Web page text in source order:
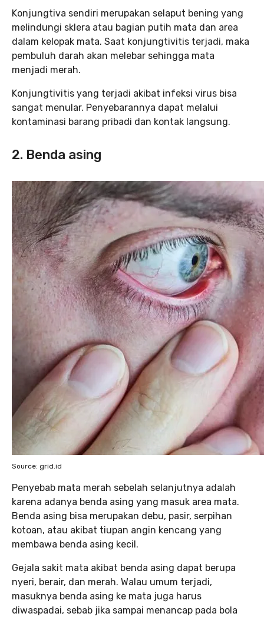
Konjungtiva sendiri merupakan selaput bening yang
melindungi sklera atau bagian putih mata dan area
dalam kelopak mata. Saat konjungtivitis terjadi, maka
pembuluh darah akan melebar sehingga mata
menjadi merah.
Konjungtivitis yang terjadi akibat infeksi virus bisa
sangat menular. Penyebarannya dapat melalui
kontaminasi barang pribadi dan kontak langsung.
2. Benda asing
Source: grid.id
Penyebab mata merah sebelah selanjutnya adalah
karena adanya benda asing yang masuk area mata.
Benda asing bisa merupakan debu, pasir, serpihan
kotoan, atau akibat tiupan angin kencang yang
membawa benda asing kecil.
Gejala sakit mata akibat benda asing dapat berupa
nyeri, berair, dan merah. Walau umum terjadi,
masuknya benda asing ke mata juga harus
diwaspadai, sebab jika sampai menancap pada bola